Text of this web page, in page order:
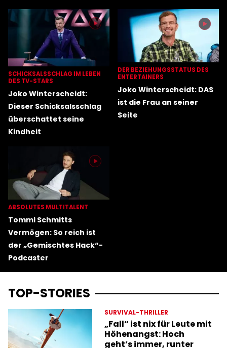
SCHICKSALSSCHLAG IM LEBEN
DES TV-STARS
Joko Winterscheidt:
Dieser Schicksalsschlag
überschattet seine
Kindheit
DER BEZIEHUNGSSTATUS DES
ENTERTAINERS
Joko Winterscheidt: DAS
ist die Frau an seiner
Seite
ABSOLUTES MULTITALENT
Tommi Schmitts
Vermögen: So reich ist
der „Gemischtes Hack“-
Podcaster
TOP-STORIES
SURVIVAL-THRILLER
„Fall“ ist nix für Leute mit
Höhenangst: Hoch
geht’s immer, runter